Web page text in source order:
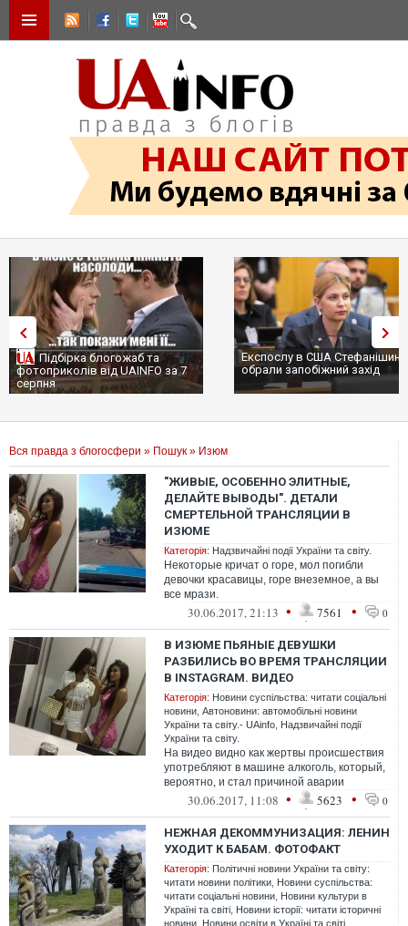
Підбірка блогожаб та
фотоприколів від UAINFO за 7
серпня
Експослу в США
обрали запобіжний захід
Вся правда з блогосфери » Пошук » Изюм
"ЖИВЫЕ, ОСОБЕННО ЭЛИТНЫЕ,
ДЕЛАЙТЕ ВЫВОДЫ". ДЕТАЛИ
СМЕРТЕЛЬНОЙ ТРАНСЛЯЦИИ В
ИЗЮМЕ
Категорія: Надзвичайні події України та світу.
Некоторые кричат о горе, мол погибли
девочки красавицы, горе внеземное, а вы
все мрази.
30.06.2017, 21:13 • 7561 • 0
В ИЗЮМЕ ПЬЯНЫЕ ДЕВУШКИ
РАЗБИЛИСЬ ВО ВРЕМЯ ТРАНСЛЯЦИИ
В INSTAGRAM. ВИДЕО
Категорія: Новини суспільства: читати соціальні
новини Автоновини: автомобільні новини
України та світу.- UAinfo Надзвичайні події
України та світу.
На видео видно как жертвы происшествия
употребляют в машине алкоголь, который,
вероятно, и стал причиной аварии
30.06.2017, 11:08 • 5623 • 0
НЕЖНАЯ ДЕКОММУНИЗАЦИЯ: ЛЕНИН
УХОДИТ К БАБАМ. ФОТОФАКТ
Категорія: Політичні новини України та світу:
читати новини політики Новини суспільства:
читати соціальні новини Новини культури в
Україні та світі Новини історії: читати історичні
новини Новини освіти в Україні та світі